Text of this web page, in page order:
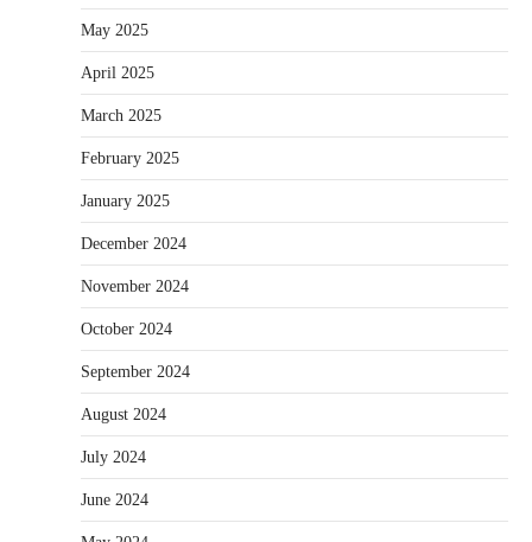
May 2025
April 2025
March 2025
February 2025
January 2025
December 2024
November 2024
October 2024
September 2024
August 2024
July 2024
June 2024